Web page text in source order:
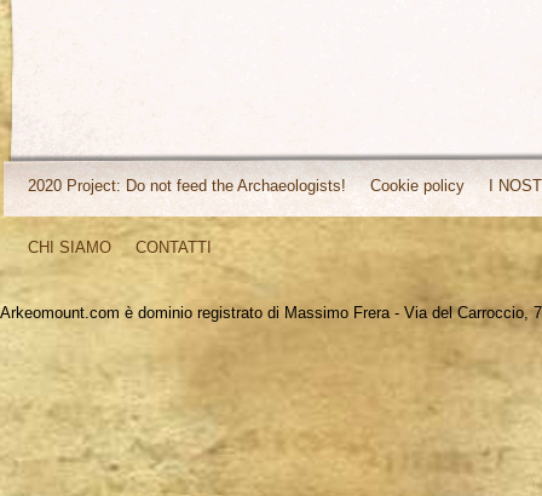
2020 Project: Do not feed the Archaeologists! Cookie policy I
CHI SIAMO CONTATTI
Arkeomount.com è dominio registrato di Massimo Frera - Via del